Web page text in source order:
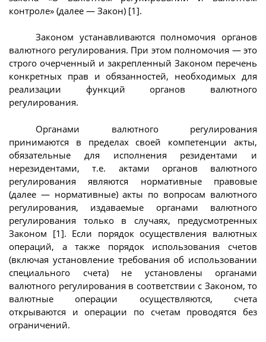
контроле» (далее — Закон) [1].
Законом устанавливаются полномочия органов
валютного регулирования. При этом полномочия — это
строго очерченный и закрепленный Законом перечень
конкретных прав и обязанностей, необходимых для
реализации функций органов валютного
регулирования.
Органами валютного регулирования
принимаются в пределах своей компетенции акты,
обязательные для исполнения резидентами и
нерезидентами, т.е. актами органов валютного
регулирования являются нормативные правовые
(далее — нормативные) акты по вопросам валютного
регулирования, издаваемые органами валютного
регулирования только в случаях, предусмотренных
Законом [1]. Если порядок осуществления валютных
операций, а также порядок использования счетов
(включая установление требования об использовании
специального счета) не установлены органами
валютного регулирования в соответствии с Законом, то
валютные операции осуществляются, счета
открываются и операции по счетам проводятся без
ограничений.